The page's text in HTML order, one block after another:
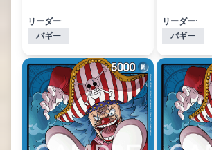
リーダー:
バギー
リーダー:
バギー